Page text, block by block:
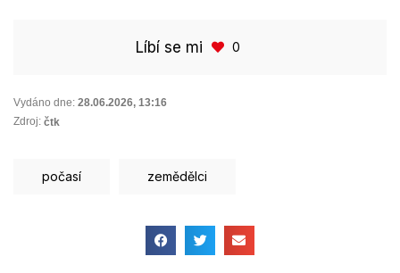
Líbí se mi 0
Vydáno dne: 28.06.2026, 13:16
Zdroj: čtk
počasí zemědělci